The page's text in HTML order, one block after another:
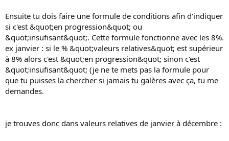
Ensuite tu dois faire une formule de conditions afin d'indiquer
si c'est &quot;en progression&quot; ou
&quot;insufisant&quot;. Cette formule fonctionne avec les 8%.
ex janvier : si le % &quot;valeurs relatives&quot; est supérieur
à 8% alors c'est &quot;en progression&quot; sinon c'est
&quot;insufisant&quot; (je ne te mets pas la formule pour
que tu puisses la chercher si jamais tu galères avec ça, tu me
demandes.
je trouves donc dans valeurs relatives de janvier à décembre :